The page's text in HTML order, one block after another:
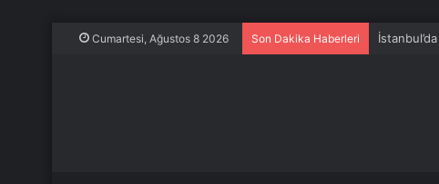
Cumartesi, Ağustos 8 2026 Son Dakika Haberleri